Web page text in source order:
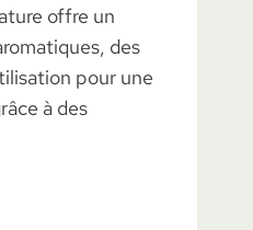
offre un
des
pour une
à des